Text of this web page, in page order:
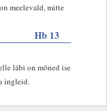
meelevald, mitte
Hb 13
läbi on mõned ise
ingleid.